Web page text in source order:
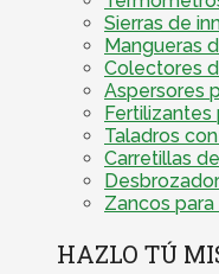
Sierras de
Mangueras
Colectores
Aspersores
Fertilizantes
Taladros
Carretillas
Zancos
HAZLO TÚ